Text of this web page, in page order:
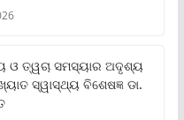
ଓ ତ୍ୱଚା ସମସ୍ୟାର ଅଦୃଶ୍ୟ
ସ୍ୱାସ୍ଥ୍ୟ ବିଶେଷଜ୍ଞ ଡା.